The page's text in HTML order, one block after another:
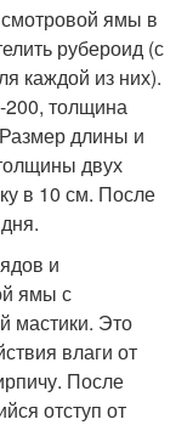
ямы в
рубероид (с
каждой из них).
толщина
длины и
двух
в 10 см. После
и
ямы с
мастики. Это
влаги от
После
отступ от